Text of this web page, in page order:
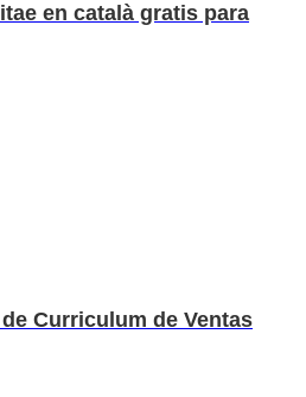
en català gratis para
Curriculum de Ventas